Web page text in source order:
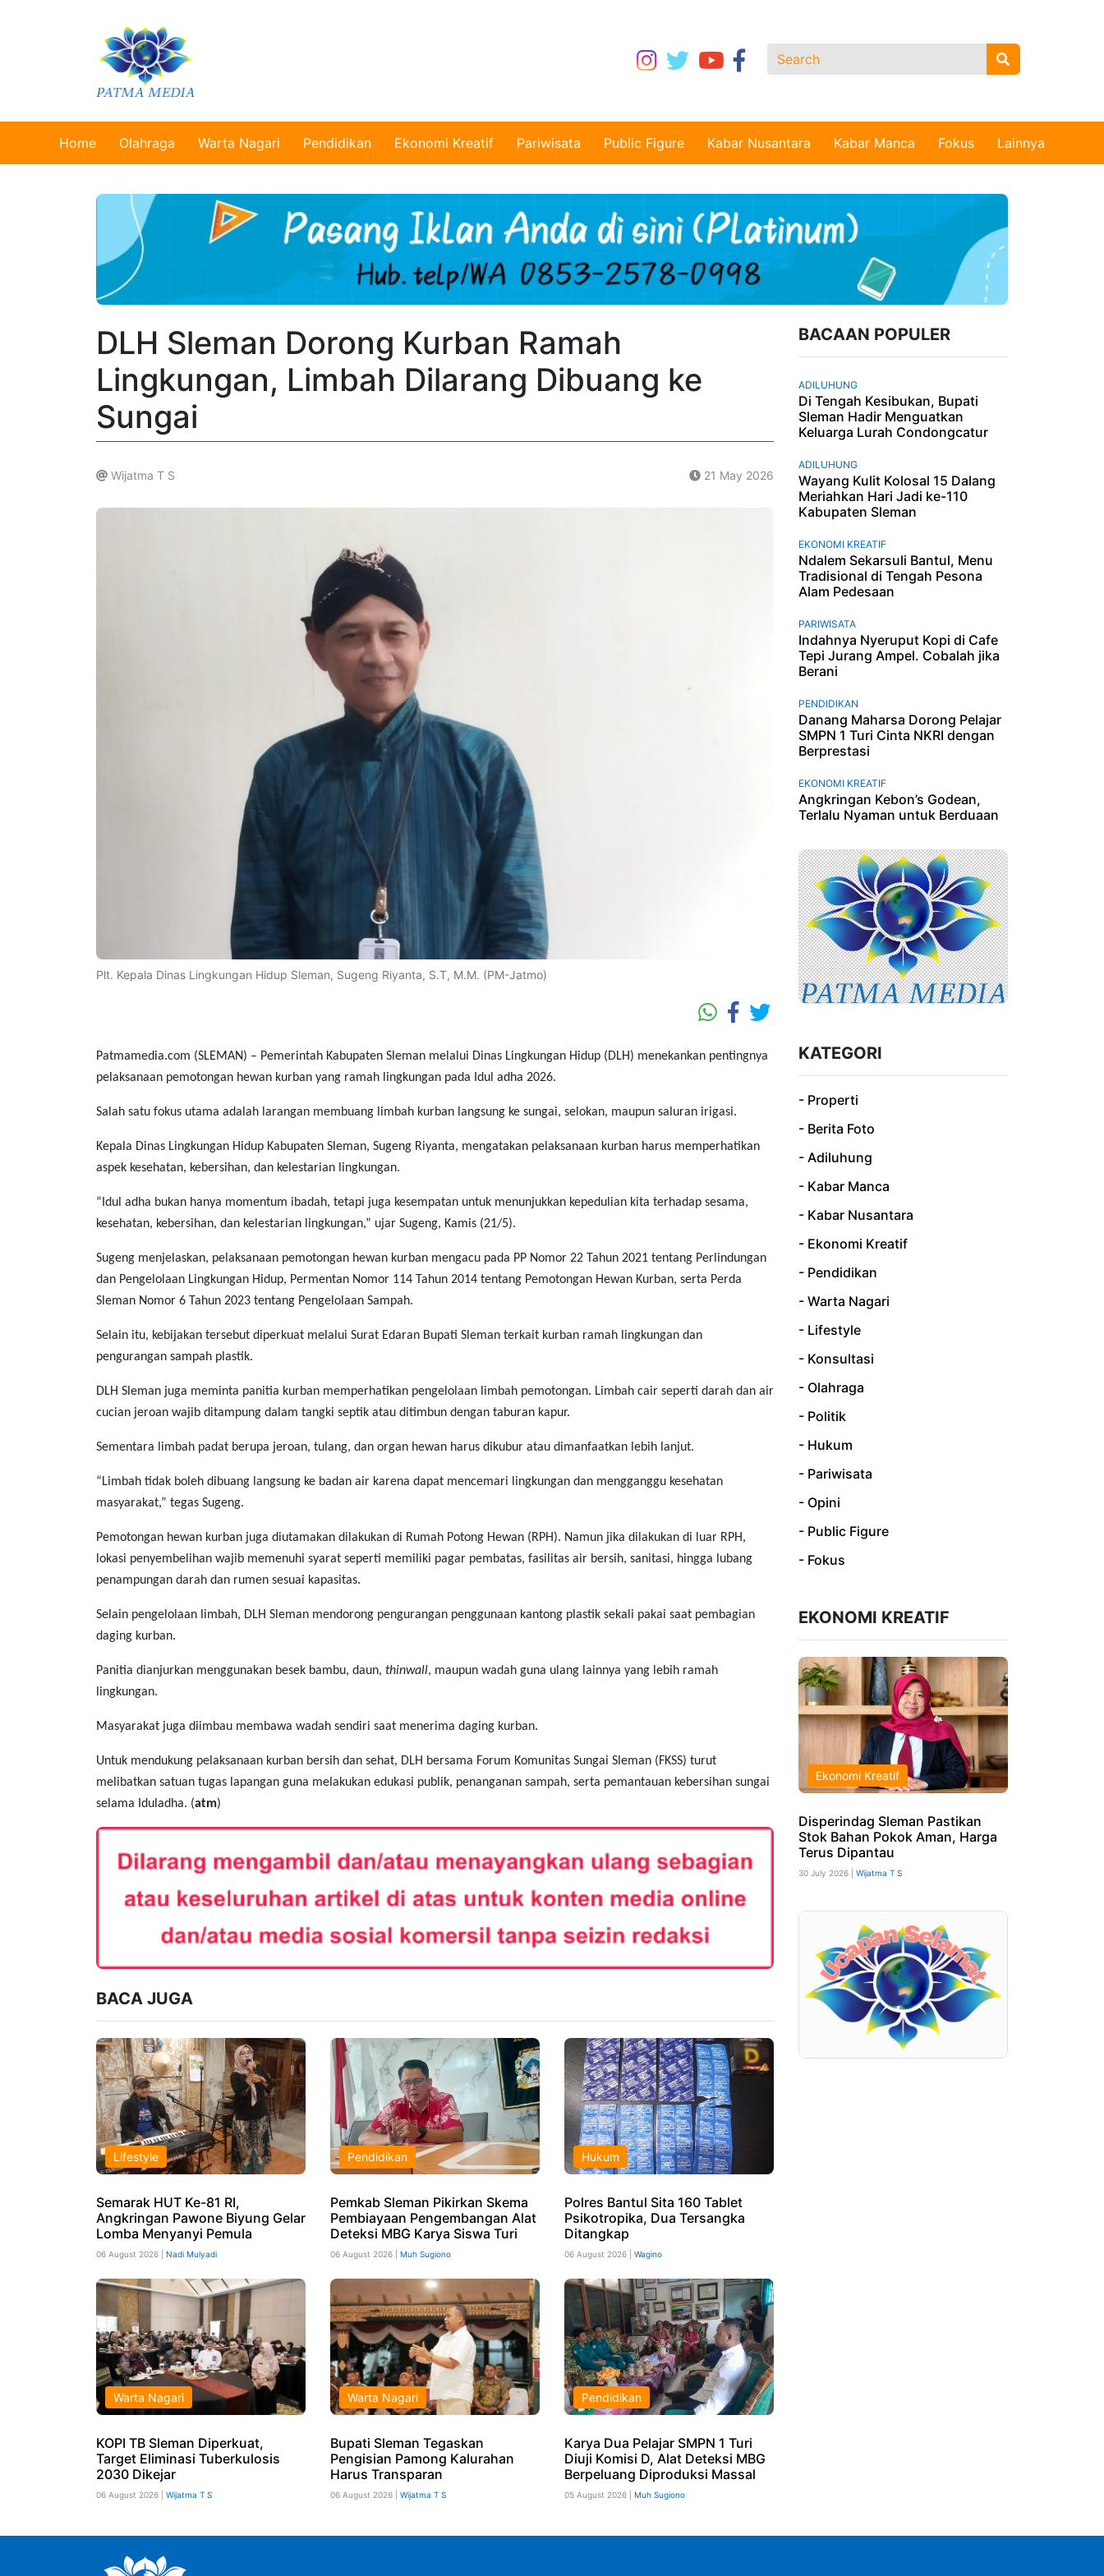
Home Olahraga Warta Nagari Pendidikan Ekonomi Kreatif Pariwisata Public Figure Kabar Nusantara Kabar Manca Fokus Lainnya
DLH Sleman Dorong Kurban Ramah
Lingkungan, Limbah Dilarang Dibuang ke
Sungai
Wijatma T S 21 May 2026
Plt. Kepala Dinas Lingkungan Hidup Sleman, Sugeng Riyanta, S.T, M.M. (PM-Jatmo)
Patmamedia.com (SLEMAN) – Pemerintah Kabupaten Sleman melalui Dinas Lingkungan Hidup (DLH) menekankan pentingnya
pelaksanaan pemotongan hewan kurban yang ramah lingkungan pada Idul adha 2026.
Salah satu fokus utama adalah larangan membuang limbah kurban langsung ke sungai, selokan, maupun saluran irigasi.
Kepala Dinas Lingkungan Hidup Kabupaten Sleman, Sugeng Riyanta, mengatakan pelaksanaan kurban harus memperhatikan
aspek kesehatan, kebersihan, dan kelestarian lingkungan.
“Idul adha bukan hanya momentum ibadah, tetapi juga kesempatan untuk menunjukkan kepedulian kita terhadap sesama,
kesehatan, kebersihan, dan kelestarian lingkungan,” ujar Sugeng, Kamis (21/5).
Sugeng menjelaskan, pelaksanaan pemotongan hewan kurban mengacu pada PP Nomor 22 Tahun 2021 tentang Perlindungan
dan Pengelolaan Lingkungan Hidup, Permentan Nomor 114 Tahun 2014 tentang Pemotongan Hewan Kurban, serta Perda
Sleman Nomor 6 Tahun 2023 tentang Pengelolaan Sampah.
Selain itu, kebijakan tersebut diperkuat melalui Surat Edaran Bupati Sleman terkait kurban ramah lingkungan dan
pengurangan sampah plastik.
DLH Sleman juga meminta panitia kurban memperhatikan pengelolaan limbah pemotongan. Limbah cair seperti darah dan air
cucian jeroan wajib ditampung dalam tangki septik atau ditimbun dengan taburan kapur.
Sementara limbah padat berupa jeroan, tulang, dan organ hewan harus dikubur atau dimanfaatkan lebih lanjut.
“Limbah tidak boleh dibuang langsung ke badan air karena dapat mencemari lingkungan dan mengganggu kesehatan
masyarakat,” tegas Sugeng.
Pemotongan hewan kurban juga diutamakan dilakukan di Rumah Potong Hewan (RPH). Namun jika dilakukan di luar RPH,
lokasi penyembelihan wajib memenuhi syarat seperti memiliki pagar pembatas, fasilitas air bersih, sanitasi, hingga lubang
penampungan darah dan rumen sesuai kapasitas.
Selain pengelolaan limbah, DLH Sleman mendorong pengurangan penggunaan kantong plastik sekali pakai saat pembagian
daging kurban.
Panitia dianjurkan menggunakan besek bambu, daun, thinwall, maupun wadah guna ulang lainnya yang lebih ramah
lingkungan.
Masyarakat juga diimbau membawa wadah sendiri saat menerima daging kurban.
Untuk mendukung pelaksanaan kurban bersih dan sehat, DLH bersama Forum Komunitas Sungai Sleman (FKSS) turut
melibatkan satuan tugas lapangan guna melakukan edukasi publik, penanganan sampah, serta pemantauan kebersihan sungai
selama Iduladha. (atm)
BACA JUGA
Lifestyle
Semarak HUT Ke-81 RI,
Angkringan Pawone Biyung Gelar
Lomba Menyanyi Pemula
06 August 2026 | Nadi Mulyadi
Pendidikan
Pemkab Sleman Pikirkan Skema
Pembiayaan Pengembangan Alat
Deteksi MBG Karya Siswa Turi
06 August 2026 | Muh Sugiono
Hukum
Polres Bantul Sita 160 Tablet
Psikotropika, Dua Tersangka
Ditangkap
06 August 2026 | Wagino
Warta Nagari
KOPI TB Sleman Diperkuat,
Target Eliminasi Tuberkulosis
2030 Dikejar
06 August 2026 | Wijatma T S
Warta Nagari
Bupati Sleman Tegaskan
Pengisian Pamong Kalurahan
Harus Transparan
06 August 2026 | Wijatma T S
Pendidikan
Karya Dua Pelajar SMPN 1 Turi
Diuji Komisi D, Alat Deteksi MBG
Berpeluang Diproduksi Massal
05 August 2026 | Muh Sugiono
BACAAN POPULER
ADILUHUNG
Di Tengah Kesibukan, Bupati
Sleman Hadir Menguatkan
Keluarga Lurah Condongcatur
ADILUHUNG
Wayang Kulit Kolosal 15 Dalang
Meriahkan Hari Jadi ke-110
Kabupaten Sleman
EKONOMI KREATIF
Ndalem Sekarsuli Bantul, Menu
Tradisional di Tengah Pesona
Alam Pedesaan
PARIWISATA
Indahnya Nyeruput Kopi di Cafe
Tepi Jurang Ampel. Cobalah jika
Berani
PENDIDIKAN
Danang Maharsa Dorong Pelajar
SMPN 1 Turi Cinta NKRI dengan
Berprestasi
EKONOMI KREATIF
Angkringan Kebon’s Godean,
Terlalu Nyaman untuk Berduaan
KATEGORI
- Properti
- Berita Foto
- Adiluhung
- Kabar Manca
- Kabar Nusantara
- Ekonomi Kreatif
- Pendidikan
- Warta Nagari
- Lifestyle
- Konsultasi
- Olahraga
- Politik
- Hukum
- Pariwisata
- Opini
- Public Figure
- Fokus
EKONOMI KREATIF
Ekonomi Kreatif
Disperindag Sleman Pastikan
Stok Bahan Pokok Aman, Harga
Terus Dipantau
30 July 2026 | Wijatma T S